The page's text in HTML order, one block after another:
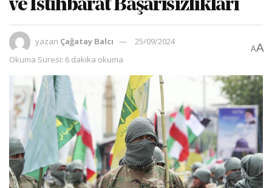
ve İstihbarat Başarısızlıkları
yazan Çağatay Balcı
25/09/2024
Okuma Süresi: 6 dakika okuma
AA